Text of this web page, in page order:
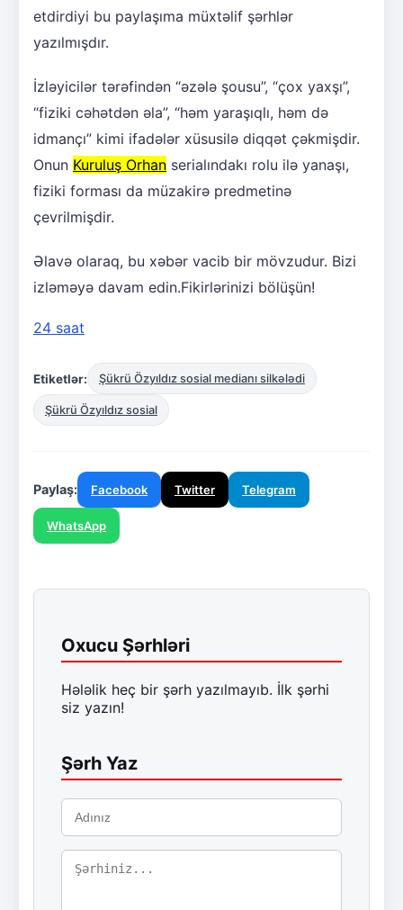
etdirdiyi bu paylaşıma müxtəlif şərhlər
yazılmışdır.
İzləyicilər tərəfindən “əzələ şousu”, “çox yaxşı”,
“fiziki cəhətdən əla”, “həm yaraşıqlı, həm də
idmançı” kimi ifadələr xüsusilə diqqət çəkmişdir.
Onun Kuruluş Orhan serialındakı rolu ilə yanaşı,
fiziki forması da müzakirə predmetinə
çevrilmişdir.
Əlavə olaraq, bu xəbər vacib bir mövzudur. Bizi
izləməyə davam edin.Fikirlərinizi bölüşün!
24 saat
Etiketlər: Şükrü Özyıldız sosial medianı silkələdi
Şükrü Özyıldız sosial
Paylaş: Facebook Twitter Telegram
WhatsApp
Oxucu Şərhləri
Hələlik heç bir şərh yazılmayıb. İlk şərhi
siz yazın!
Şərh Yaz